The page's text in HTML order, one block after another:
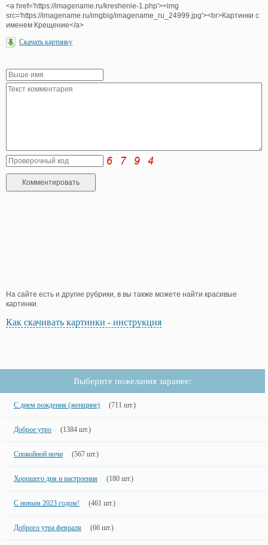
<a href='https://imagename.ru/kreshenie-1.php'><img
src='https://imagename.ru/imgbig/imagename_ru_24999.jpg'><br>Картинки с
именем Крещение</a>
Скачать картинку
На сайте есть и другие рубрики, в вы также можете найти красивые
картинки.
Как скачивать картинки - инструкция
Выберите пожелания заранее:
С днем рождения (женщине) (711 шт.)
Доброе утро (1384 шт.)
Спокойной ночи (567 шт.)
Хорошего дня и настроения (180 шт.)
С новым 2023 годом! (461 шт.)
Доброго утра февраля (66 шт.)